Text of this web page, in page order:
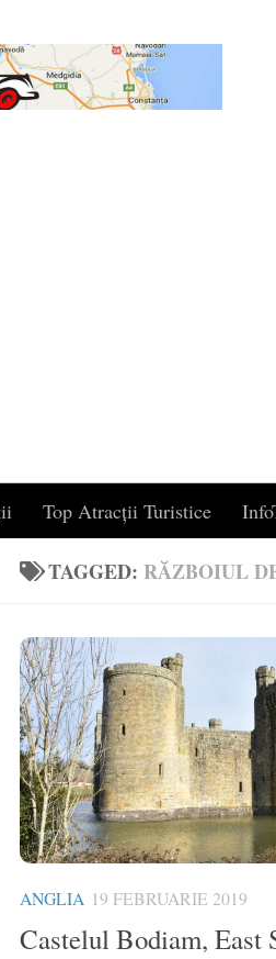
Top Atracții Turistice
TAGGED: RĂZBOIUL
ANGLIA 19 FEBRUARIE 2019
Castelul Bodiam, East